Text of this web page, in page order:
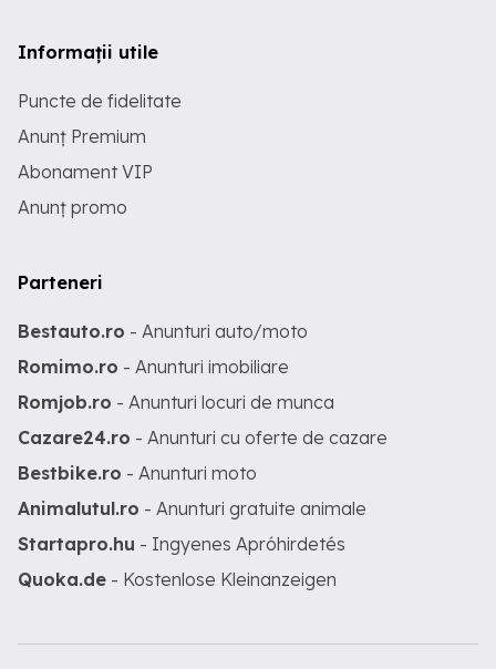
Informații utile
Puncte de fidelitate
Anunț Premium
Abonament VIP
Anunț promo
Parteneri
Bestauto.ro - Anunturi auto/moto
Romimo.ro - Anunturi imobiliare
Romjob.ro - Anunturi locuri de munca
Cazare24.ro - Anunturi cu oferte de cazare
Bestbike.ro - Anunturi moto
Animalutul.ro - Anunturi gratuite animale
Startapro.hu - Ingyenes Apróhirdetés
Quoka.de - Kostenlose Kleinanzeigen